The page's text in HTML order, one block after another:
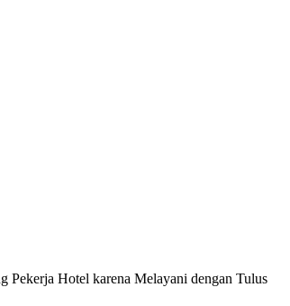
Pekerja Hotel karena Melayani dengan Tulus